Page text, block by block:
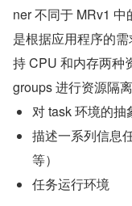
ner 不同于 MRv1 中
是根据应用程序的
持 CPU 和内存两种
groups 进行资源隔离
对 task 环境的抽
描述一系列信息
等）
任务运行环境